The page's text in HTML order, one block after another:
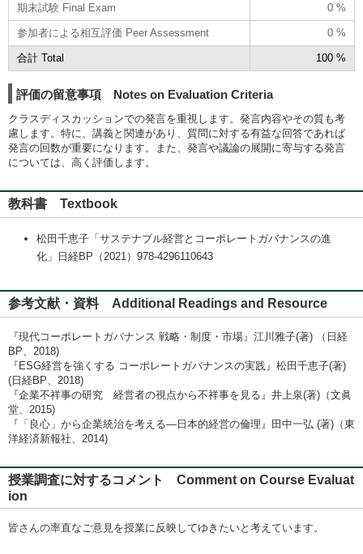
期末試験 Final Exam 0 %
参加者による相互評価 Peer Assessment 0 %
合計 Total 100 %
評価の留意事項 Notes on Evaluation Criteria
クラスディスカッションでの発言を重視します。発言内容やその質も考
慮します。特に、講義と関連があり、質問に対する有益な回答であれば
発言の回数が重要になります。また、発言や議論の展開に寄与する発言
については、高く評価します。
教科書 Textbook
松田千恵子「サステナブル経営とコーポレートガバナンスの進
化」日経BP（2021）978-4296110643
参考文献・資料 Additional Readings and Resource
『現代コーポレートガバナンス 戦略・制度・市場』江川雅子(著) （日経
BP、2018)
『ESG経営を強くする コーポレートガバナンスの実践』松田千恵子(著)
(日経BP、2018)
『企業不祥事の研究 経営者の視点から不祥事を見る』井上泉(著)（文眞
堂、2015)
『「良心」から企業統治を考える―日本的経営の倫理』田中一弘 (著)（東
洋経済新報社、2014)
授業調査に対するコメント Comment on Course Evaluat
ion
皆さんの率直なご意見を授業に反映してゆきたいと考えています。